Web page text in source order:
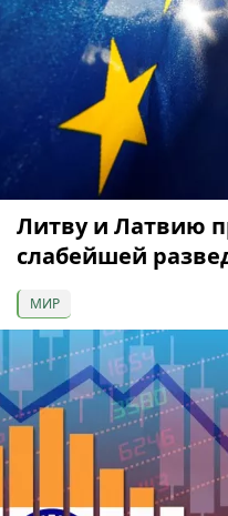
Литву и Латвию
слабейшей
МИР